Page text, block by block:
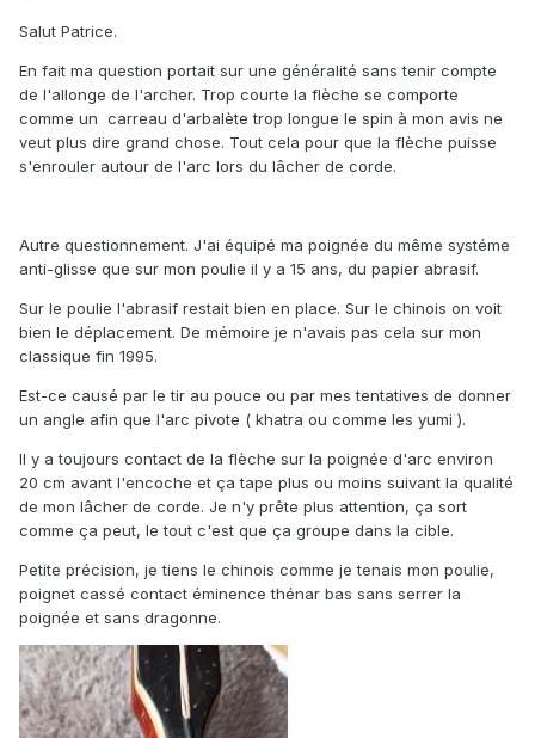
Salut Patrice.
En fait ma question portait sur une généralité sans tenir compte
de l'allonge de l'archer. Trop courte la flèche se comporte
comme un carreau d'arbalète trop longue le spin à mon avis ne
veut plus dire grand chose. Tout cela pour que la flèche puisse
s'enrouler autour de l'arc lors du lâcher de corde.
Autre questionnement. J'ai équipé ma poignée du même systéme
anti-glisse que sur mon poulie il y a 15 ans, du papier abrasif.
Sur le poulie l'abrasif restait bien en place. Sur le chinois on voit
bien le déplacement. De mémoire je n'avais pas cela sur mon
classique fin 1995.
Est-ce causé par le tir au pouce ou par mes tentatives de donner
un angle afin que l'arc pivote ( khatra ou comme les yumi ).
Il y a toujours contact de la flèche sur la poignée d'arc environ
20 cm avant l'encoche et ça tape plus ou moins suivant la qualité
de mon lâcher de corde. Je n'y prête plus attention, ça sort
comme ça peut, le tout c'est que ça groupe dans la cible.
Petite précision, je tiens le chinois comme je tenais mon poulie,
poignet cassé contact éminence thénar bas sans serrer la
poignée et sans dragonne.